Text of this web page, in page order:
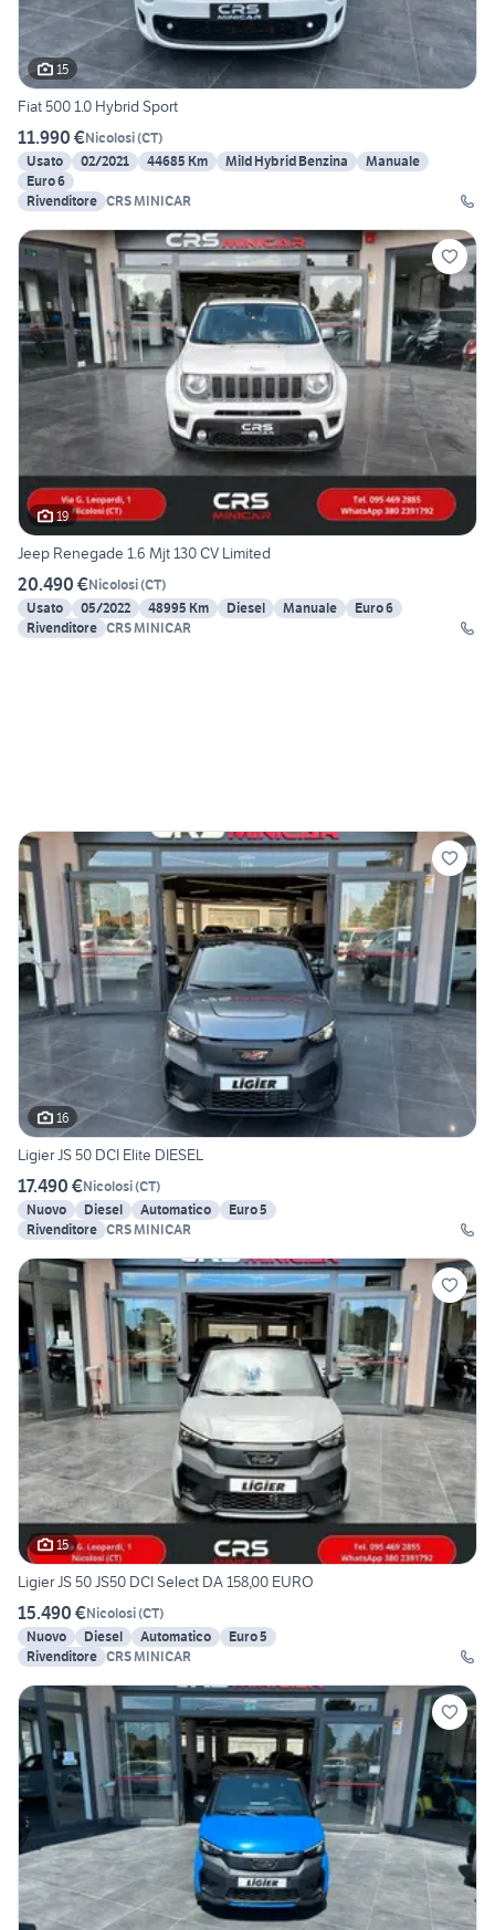
15
Fiat 500 1.0 Hybrid Sport
11.990 €Nicolosi(CT)
Usato
02/2021 44685 Km Mild Hybrid Benzina
Manuale
Euro 6
Rivenditore CRS MINICAR
19
Jeep Renegade 1.6 Mjt 130 CV Limited
20.490 €Nicolosi(CT)
Usato
05/2022 48995 Km Diesel Manuale
Euro 6
Rivenditore CRS MINICAR
16
Ligier JS 50 DCI Elite DIESEL
17.490 €Nicolosi(CT)
Nuovo
Diesel Automatico
Euro 5
Rivenditore CRS MINICAR
15
Ligier JS 50 JS50 DCI Select DA 158,00 EURO
15.490 €Nicolosi(CT)
Nuovo
Diesel Automatico
Euro 5
Rivenditore CRS MINICAR